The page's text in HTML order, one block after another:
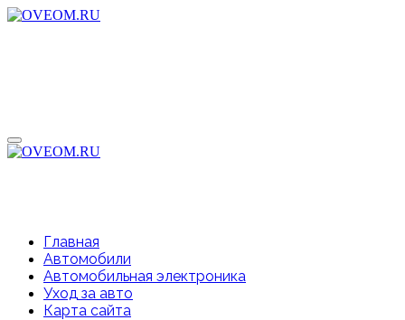
Перейти
Главная
Автомобили
Автомобильная электроника
Уход за авто
Карта сайта